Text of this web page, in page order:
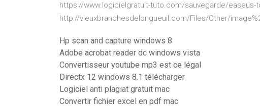
https://www.logicielgratuit-tuto.com/sauvegarde/easeus-
http://vieuxbranchesdelongueuil.com/Files/Other/
Hp scan and capture windows 8
Adobe acrobat reader dc windows vista
Convertisseur youtube mp3 est ce légal
Directx 12 windows 8.1 télécharger
Logiciel anti plagiat gratuit mac
Convertir fichier excel en pdf mac